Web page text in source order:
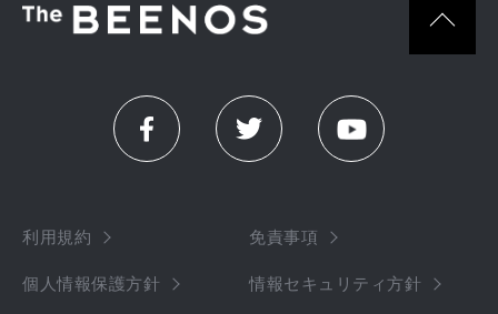
利用規約 免責事項
個人情報保護方針 情報セキュリティ方針